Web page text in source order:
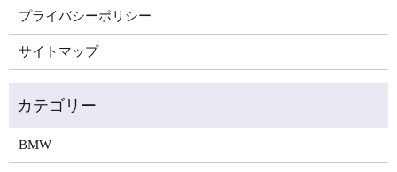
プライバシーポリシー
サイトマップ
BMW